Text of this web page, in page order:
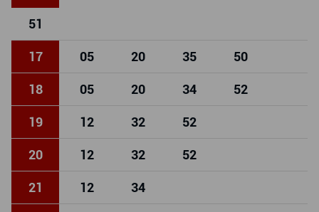
51
17 05 20 35 50
18 05 20 34 52
19 12 32 52
20 12 32 52
21 12 34